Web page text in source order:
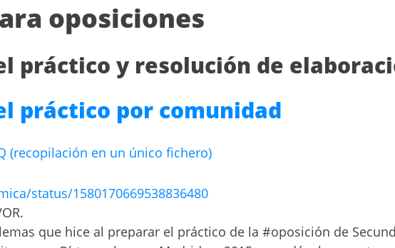
oposiciones
práctico y resolución de
práctico por comunidad
(recopilación en un único fichero)
status/1580170669538836480
que hice al preparar el práctico de la #oposición de